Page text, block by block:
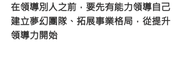
在領導別人之前，要先有能力領導自己
建立夢幻團隊、拓展事業格局，從提升
領導力開始